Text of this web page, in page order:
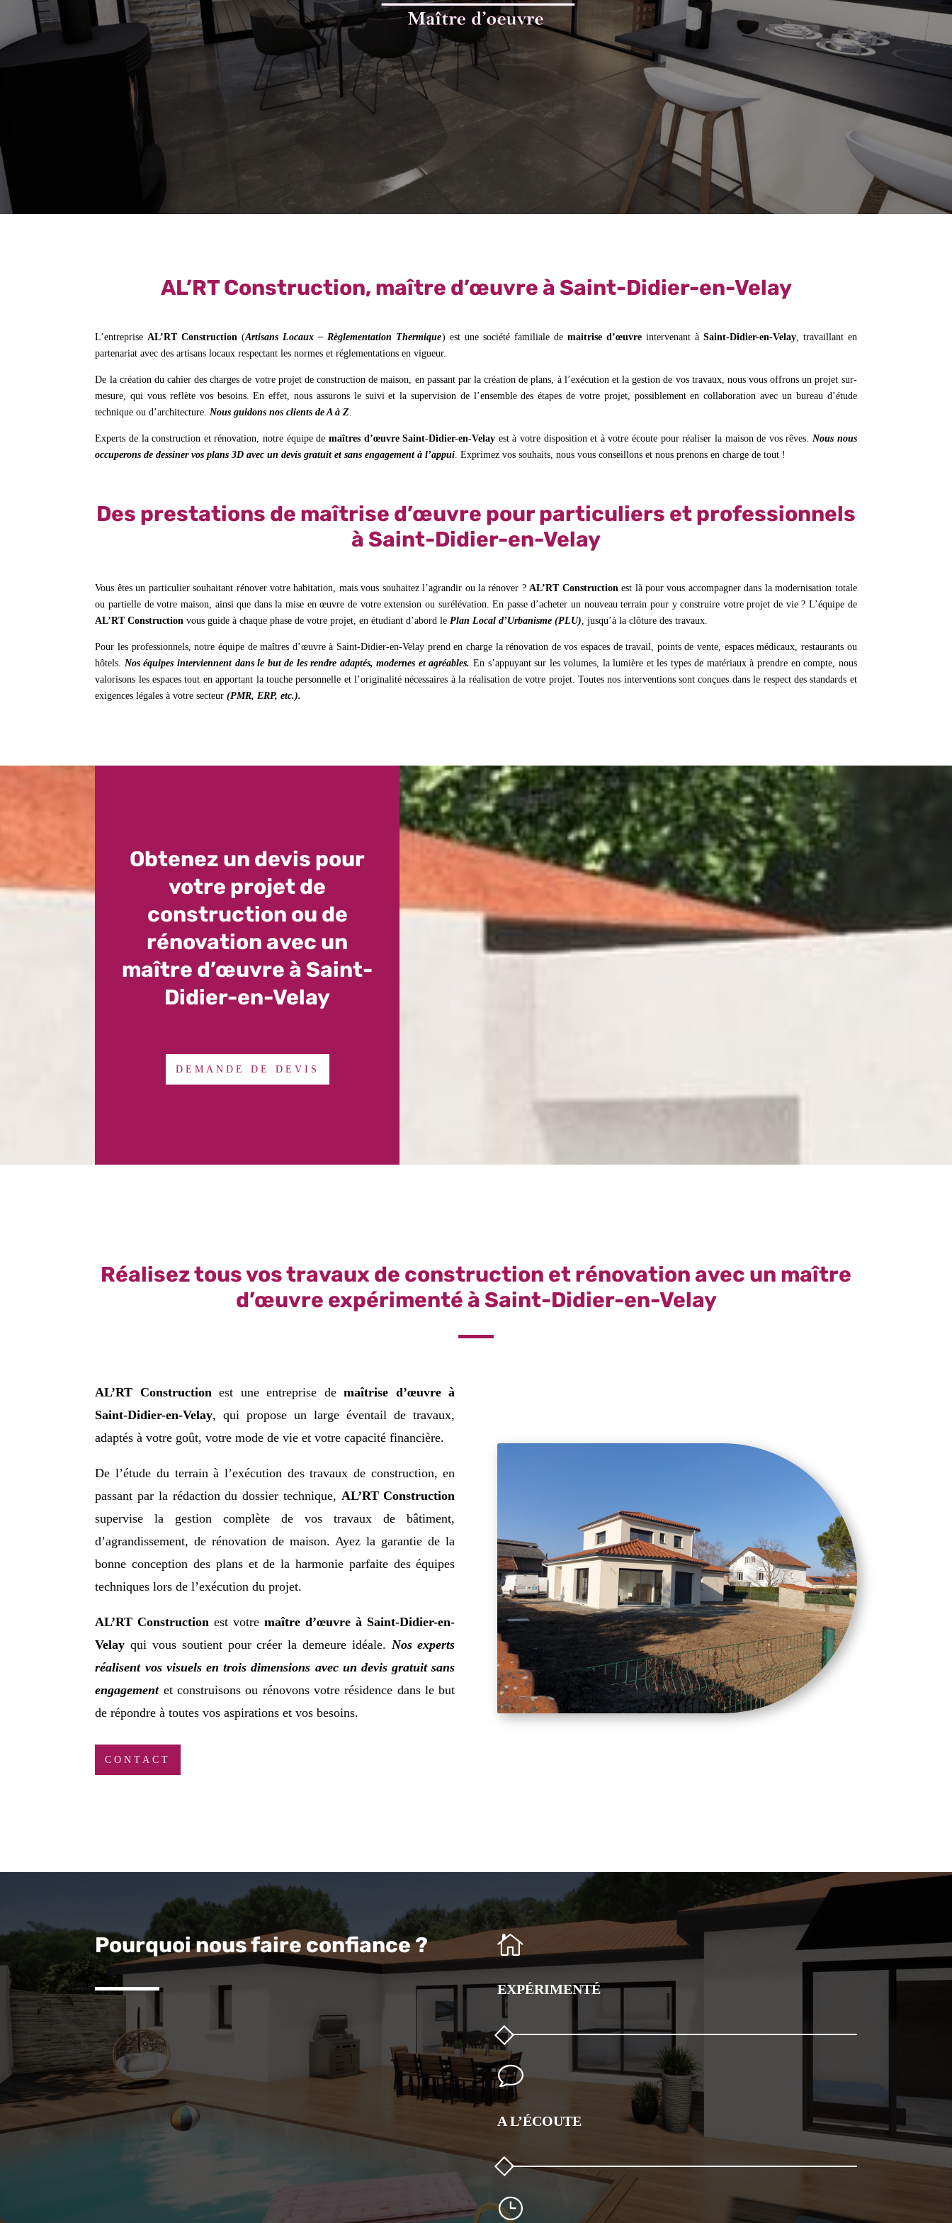
AL’RT Construction, maître d’œuvre à Saint-Didier-en-Velay
L’entrepriseAL’RT Construction (Artisans Locaux – Règlementation Thermique) est une société familiale de maitrise d’œuvreintervenant à Saint-Didier-en-Velay, travaillant en
partenariat avec des artisans locaux respectant les normes et réglementations en vigueur.
De la création du cahier des charges de votre projet de construction de maison, en passant par la création de plans, à l’exécution et la gestion de vos travaux, nous vous offrons un projet sur-
mesure, qui vous reflète vos besoins. En effet, nous assurons le suivi et la supervision de l’ensemble des étapes de votre projet, possiblement en collaboration avec un bureau d’étude
technique ou d’architecture.Nous guidons nos clients de A à Z.
Experts de la construction et rénovation, notre équipe de maîtres d’œuvre Saint-Didier-en-Velay est à votre disposition et à votre écoute pour réaliser la maison de vos rêves. Nous nous
occuperons de dessiner vos plans 3D avec un devis gratuit et sans engagement à l’appui. Exprimez vos souhaits, nous vous conseillons et nous prenons en charge de tout !
Des prestations de maîtrise d’œuvre pour particuliers et professionnels
à Saint-Didier-en-Velay
Vous êtes un particulier souhaitant rénover votre habitation, mais vous souhaitez l’agrandir ou la rénover ?AL’RT Constructionest là pour vous accompagner dans la modernisation totale
ou partielle de votre maison, ainsi que dans la mise en œuvre de votre extension ou surélévation. En passe d’acheter un nouveau terrain pour y construire votre projet de vie ? L’équipe de
AL’RT Construction vous guide à chaque phase de votre projet, en étudiant d’abord lePlan Local d’Urbanisme (PLU), jusqu’à la clôture des travaux.
Pour les professionnels, notre équipe de maîtres d’œuvre à Saint-Didier-en-Velay prend en charge la rénovation de vos espaces de travail, points de vente, espaces médicaux, restaurants ou
hôtels. Nos équipes interviennent dans le but de les rendre adaptés, modernes et agréables. En s’appuyant sur les volumes, la lumière et les types de matériaux à prendre en compte, nous
valorisons les espaces tout en apportant la touche personnelle et l’originalité nécessaires à la réalisation de votre projet. Toutes nos interventions sont conçues dans le respect des standards et
exigences légales à votre secteur(PMR, ERP, etc.).
Obtenez un devis pour
votre projet de
construction ou de
rénovation avec un
maître d’œuvre à Saint-
Didier-en-Velay
DEMANDE DE DEVIS
Réalisez tous vos travaux de construction et rénovation avec un maître
d’œuvre expérimenté à Saint-Didier-en-Velay
AL’RT Construction est une entreprise demaîtrise d’œuvre à
Saint-Didier-en-Velay, qui propose un large éventail de travaux,
adaptés à votre goût, votre mode de vie et votre capacité financière.
De l’étude du terrain à l’exécution des travaux de construction, en
passant par la rédaction du dossier technique, AL’RT Construction
supervise la gestion complète de vos travaux de bâtiment,
d’agrandissement, de rénovation de maison. Ayez la garantie de la
bonne conception des plans et de la harmonie parfaite des équipes
techniques lors de l’exécution du projet.
AL’RT Construction est votremaître d’œuvre à Saint-Didier-en-
Velay qui vous soutient pour créer la demeure idéale. Nos experts
réalisent vos visuels en trois dimensions avec un devis gratuit sans
engagementet construisons ou rénovons votre résidence dans le but
de répondre à toutes vos aspirations et vos besoins.
CONTACT
Pourquoi nous faire confiance ? 
EXPÉRIMENTÉ
v
A L’ÉCOUTE
}